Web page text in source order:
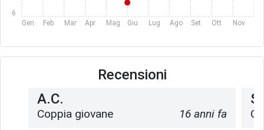
Gen Feb Mar Apr Mag Giu Lug Ago Set Ott Nov
6
Recensioni
A.C.
Coppia giovane 16 anni fa